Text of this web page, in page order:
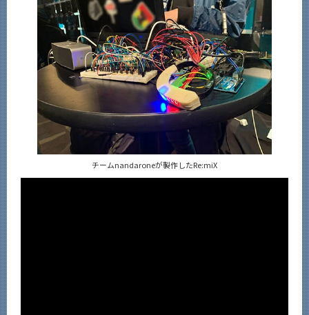
チームnandaroneが製作したRe:miX